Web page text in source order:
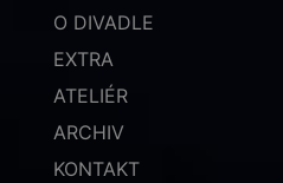
O DIVADLE
EXTRA
ATELIÉR
ARCHIV
KONTAKT